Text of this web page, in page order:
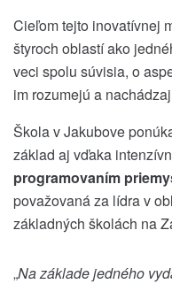
Cieľom tejto inovatívnej
štyroch oblastí ako
veci spolu súvisia, o
im rozumejú a
Škola v Jakubove
základ aj vďaka
programovaním
považovaná za lídra v
základných školách na
„Na základe jedného